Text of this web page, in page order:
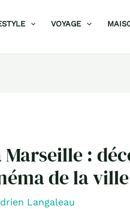
VOYAGE
:
de la ville
Langaleau